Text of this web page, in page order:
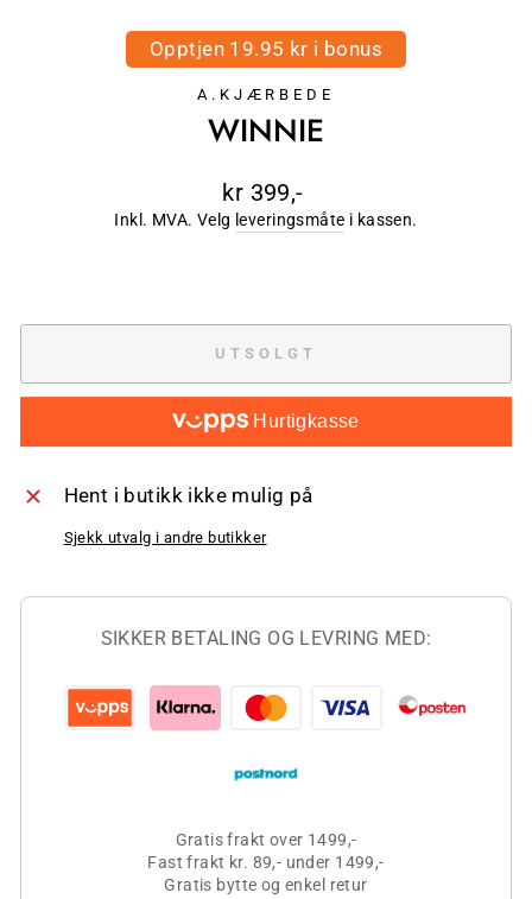
Opptjen 19.95 kr i bonus
A.KJÆRBEDE
WINNIE
Ordinær
pris
kr 399,-
Inkl. MVA. Velg leveringsmåte i kassen.
UTSOLGT
Hurtigkasse
Hent i butikk ikke mulig på
Sjekk utvalg i andre butikker
SIKKER BETALING OG LEVRING MED:
Gratis frakt over 1499,-
Fast frakt kr. 89,- under 1499,-
Gratis bytte og enkel retur